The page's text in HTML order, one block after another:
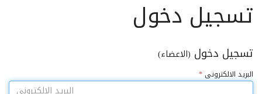
تسجيل دخول
تسجيل دخول (الاعضاء)
البريد الالكترونى *